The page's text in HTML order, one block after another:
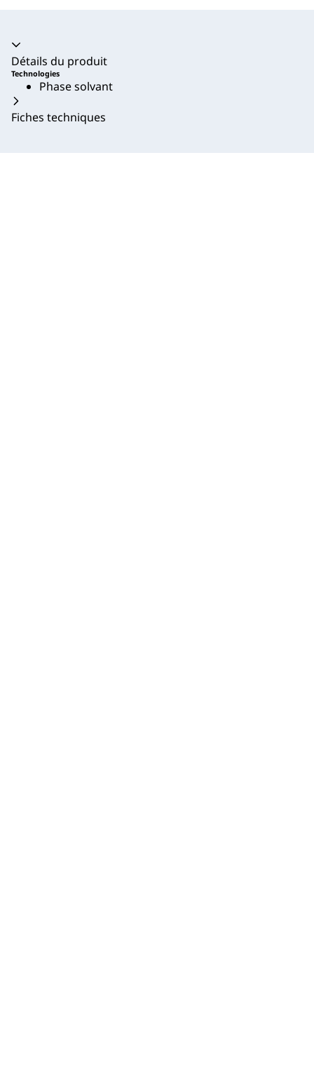
Accordéon fermé
Détails du produit
Technologies
Phase solvant
Fiches techniques